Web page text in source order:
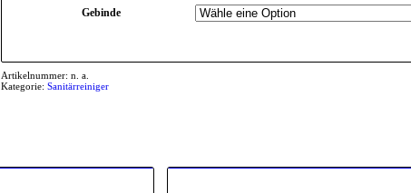
Gebinde
Artikelnummer:n. a.
Kategorie:Sanitärreiniger